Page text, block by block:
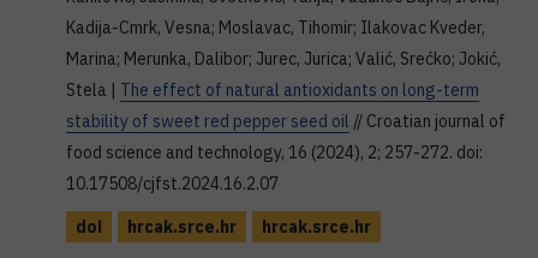
Kadija-Cmrk, Vesna; Moslavac, Tihomir; Ilakovac Kveder,
Marina; Merunka, Dalibor; Jurec, Jurica; Valić, Srećko; Jokić,
Stela | The effect of natural antioxidants on long-term
stability of sweet red pepper seed oil // Croatian journal of
food science and technology, 16 (2024), 2; 257-272. doi:
10.17508/cjfst.2024.16.2.07
doi
hrcak.srce.hr
hrcak.srce.hr